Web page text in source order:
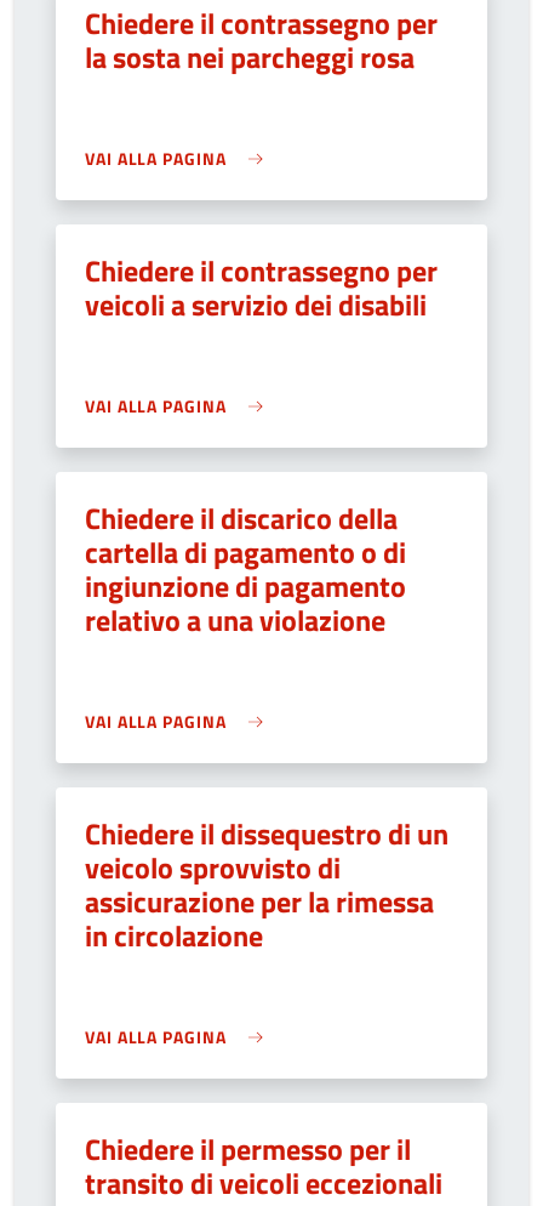
Chiedere il contrassegno per
la sosta nei parcheggi rosa
VAI ALLA PAGINA
Chiedere il contrassegno per
veicoli a servizio dei disabili
VAI ALLA PAGINA
Chiedere il discarico della
cartella di pagamento o di
ingiunzione di pagamento
relativo a una violazione
VAI ALLA PAGINA
Chiedere il dissequestro di un
veicolo sprovvisto di
assicurazione per la rimessa
in circolazione
VAI ALLA PAGINA
Chiedere il permesso per il
transito di veicoli eccezionali